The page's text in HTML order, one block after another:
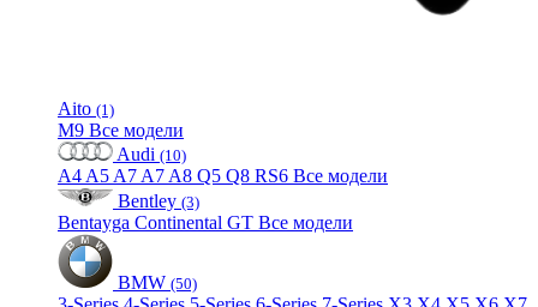
Aito (1)
M9 Все модели
Audi (10)
A4 A5 A7 A7 A8 Q5 Q8 RS6 Все модели
Bentley (3)
Bentayga Continental GT Все модели
BMW (50)